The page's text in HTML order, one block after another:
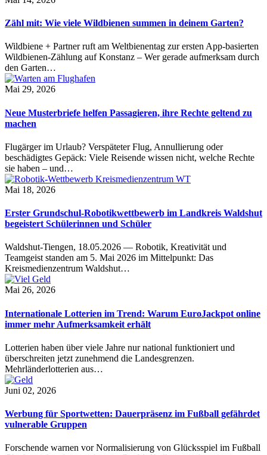
Zähl mit: Wie viele Wildbienen summen in deinem Garten?
Wildbiene + Partner ruft am Weltbienentag zur ersten App-basierten
Wildbienen-Zählung auf Konstanz – Wer gerade aufmerksam durch
den Garten…
Mai 29, 2026
Neue Musterbriefe helfen Passagieren, ihre Rechte geltend zu
machen
Flugärger im Urlaub? Verspäteter Flug, Annullierung oder
beschädigtes Gepäck: Viele Reisende wissen nicht, welche Rechte
sie haben – und…
Mai 18, 2026
Erster Grundschul-Robotikwettbewerb im Landkreis Waldshut
begeistert Schülerinnen und Schüler
Waldshut-Tiengen, 18.05.2026 — Robotik, Kreativität und
Teamgeist standen am 5. Mai 2026 im Mittelpunkt: Das
Kreismedienzentrum Waldshut…
Mai 26, 2026
Internationale Lotterien im Trend: Warum EuroJackpot online
immer mehr Aufmerksamkeit erhält
Lotterien haben über viele Jahre nur national funktioniert und
überschreiten jetzt zunehmend die Landesgrenzen.
Mehrländerlotterien aus…
Juni 02, 2026
Werbung für Sportwetten: Dauerpräsenz im Fußball gefährdet
vulnerable Gruppen
Forschende warnen vor Normalisierung von Glücksspiel im Fußball